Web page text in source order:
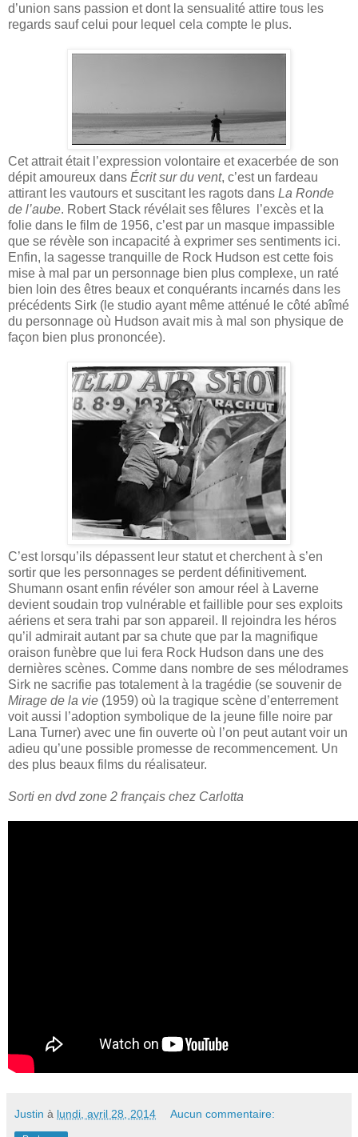
d’union sans passion et dont la sensualité attire tous les
regards sauf celui pour lequel cela compte le plus.
Cet attrait était l’expression volontaire et exacerbée de son
dépit amoureux dans Écrit sur du vent, c’est un fardeau
attirant les vautours et suscitant les ragots dans La Ronde
de l’aube. Robert Stack révélait ses fêlures
l’excès et la
folie dans le film de 1956, c’est par un masque impassible
que se révèle son incapacité à exprimer ses sentiments ici.
Enfin, la sagesse tranquille de Rock Hudson est cette fois
mise à mal par un personnage bien plus complexe, un raté
bien loin des êtres beaux et conquérants incarnés dans les
précédents Sirk (le studio ayant même atténué le côté abîmé
du personnage où Hudson avait mis à mal son physique de
façon bien plus prononcée).
C’est lorsqu’ils dépassent leur statut et cherchent à s’en
sortir que les personnages se perdent définitivement.
Shumann osant enfin révéler son amour réel à Laverne
devient soudain trop vulnérable et faillible pour ses exploits
aériens et sera trahi par son appareil. Il rejoindra les héros
qu’il admirait autant par sa chute que par la magnifique
oraison funèbre que lui fera Rock Hudson dans une des
dernières scènes. Comme dans nombre de ses mélodrames
Sirk ne sacrifie pas totalement à la tragédie (se souvenir de
Mirage de la vie (1959) où la tragique scène d’enterrement
voit aussi l’adoption symbolique de la jeune fille noire par
Lana Turner) avec une fin ouverte où l’on peut autant voir un
adieu qu’une possible promesse de recommencement. Un
des plus beaux films du réalisateur.
Sorti en dvd zone 2 français chez Carlotta
Justin à lundi, avril 28, 2014 Aucun commentaire: